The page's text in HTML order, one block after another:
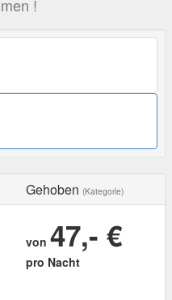
!
Gehoben (Kategorie)
von 47,- €
pro Nacht